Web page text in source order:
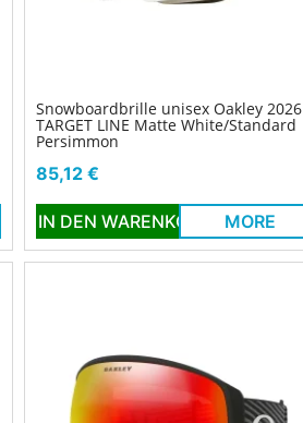
Snowboardbrille unisex Oakley 2026
TARGET LINE Matte White/Standard
Persimmon
Preis
85,12 €
IN DEN WARENKORB MORE